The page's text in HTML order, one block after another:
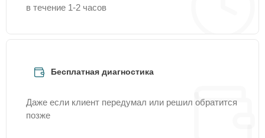
в течение 1-2 часов
Бесплатная диагностика
Даже если клиент передумал или решил обратится
позже